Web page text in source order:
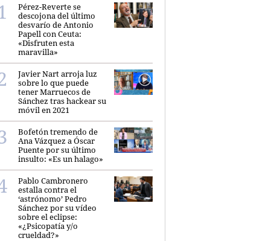
Pérez-Reverte se
descojona del último
desvarío de Antonio
Papell con Ceuta:
«Disfruten esta
maravilla»
Javier Nart arroja luz
sobre lo que puede
tener Marruecos de
Sánchez tras hackear su
móvil en 2021
Bofetón tremendo de
Ana Vázquez a Óscar
Puente por su último
insulto: «Es un halago»
Pablo Cambronero
estalla contra el
‘astrónomo’ Pedro
Sánchez por su vídeo
sobre el eclipse:
«¿Psicopatía y/o
crueldad?»